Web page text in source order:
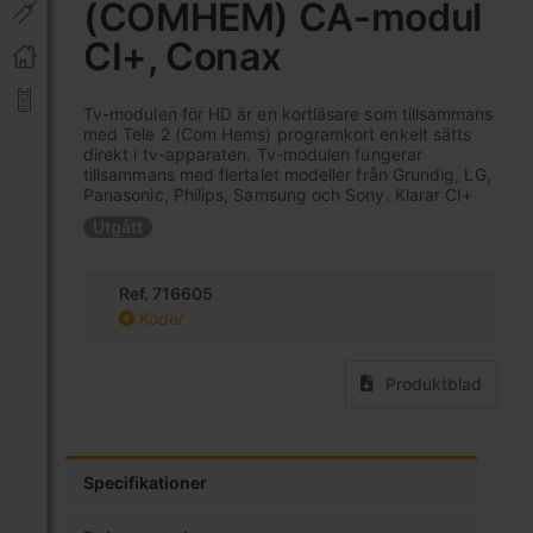
(COMHEM) CA-modul
CI+, Conax
Tv-modulen för HD är en kortläsare som tillsammans
med Tele 2 (Com Hems) programkort enkelt sätts
direkt i tv-apparaten. Tv-modulen fungerar
tillsammans med flertalet modeller från Grundig, LG,
Panasonic, Philips, Samsung och Sony. Klarar CI+
Ref. 716605
Koder
Produktblad
av
bildgalleriet
Specifikationer